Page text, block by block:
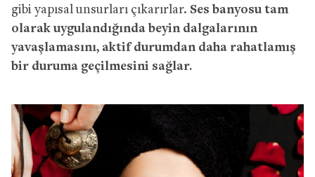
gibi yapısal unsurları çıkarırlar. Ses banyosu tam
olarak uygulandığında beyin dalgalarının
yavaşlamasını, aktif durumdan daha rahatlamış
bir duruma geçilmesini sağlar.